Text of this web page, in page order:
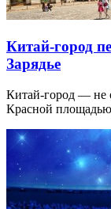
Китай-город
Зарядье
Китай-город — не
Красной